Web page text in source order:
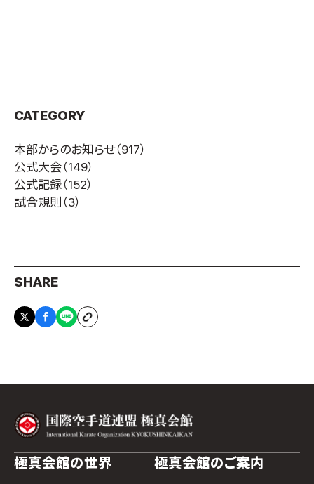
CATEGORY
本部からのお知らせ（917）
公式大会（149）
公式記録（152）
試合規則 （3）
SHARE
極真会館の世界 極真会館のご案内